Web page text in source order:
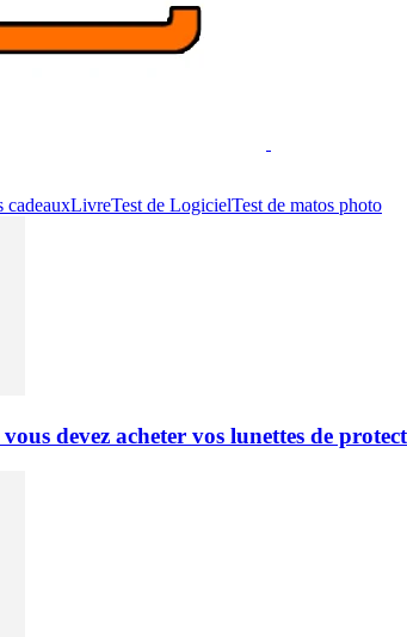
cadeauxLivreTest de LogicielTest de matos photo
devez acheter vos lunettes de